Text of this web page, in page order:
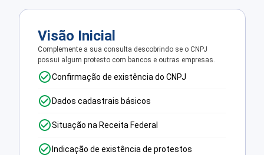
Visão Inicial
Complemente a sua consulta descobrindo se o CNPJ
possui algum protesto com bancos e outras empresas.
Confirmação de existência do CNPJ
Dados cadastrais básicos
Situação na Receita Federal
Indicação de existência de protestos